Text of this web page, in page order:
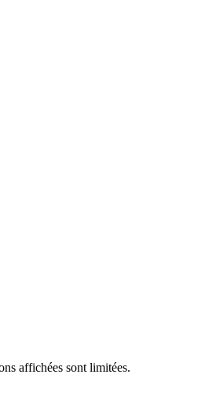
affichées sont limitées.